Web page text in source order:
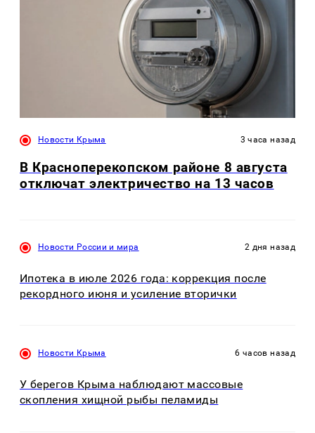
Новости Крыма 3 часа назад
В Красноперекопском районе 8 августа
отключат электричество на 13 часов
Новости России и мира 2 дня назад
Ипотека в июле 2026 года: коррекция после
рекордного июня и усиление вторички
Новости Крыма 6 часов назад
У берегов Крыма наблюдают массовые
скопления хищной рыбы пеламиды